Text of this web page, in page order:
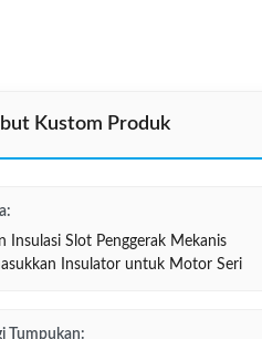
Kustom Produk
Insulasi Slot Penggerak Mekanis
Insulator untuk Motor Seri
Tumpukan: